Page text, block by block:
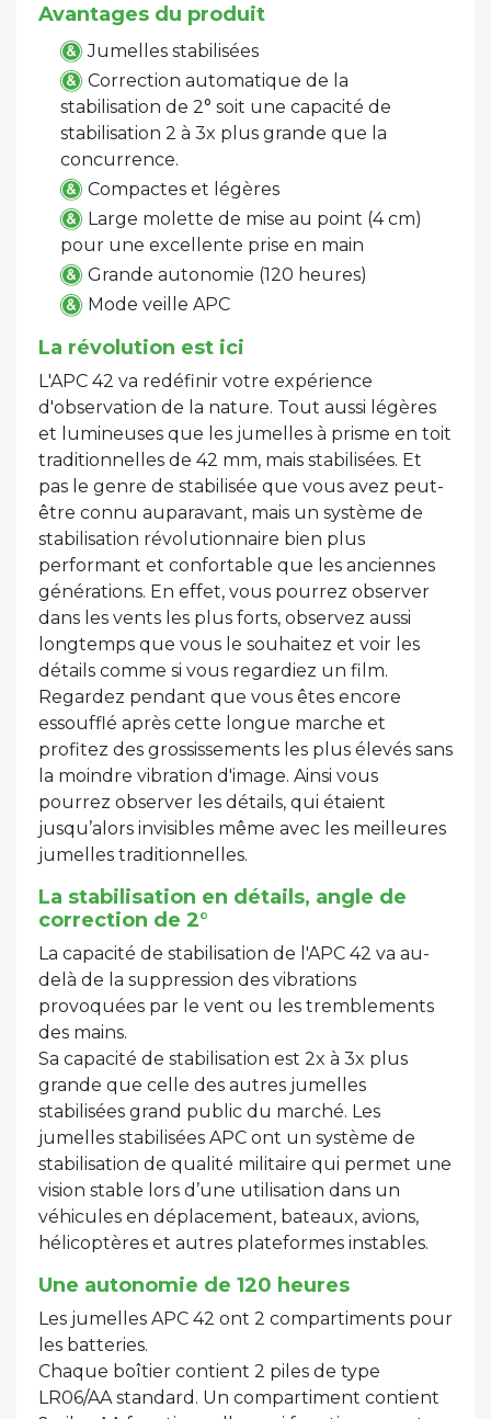
Avantages du produit
Jumelles stabilisées
Correction automatique de la
stabilisation de 2° soit une capacité de
stabilisation 2 à 3x plus grande que la
concurrence.
Compactes et légères
Large molette de mise au point (4 cm)
pour une excellente prise en main
Grande autonomie (120 heures)
Mode veille APC
La révolution est ici
L'APC 42 va redéfinir votre expérience
d'observation de la nature. Tout aussi légères
et lumineuses que les jumelles à prisme en toit
traditionnelles de 42 mm, mais stabilisées. Et
pas le genre de stabilisée que vous avez peut-
être connu auparavant, mais un système de
stabilisation révolutionnaire bien plus
performant et confortable que les anciennes
générations. En effet, vous pourrez observer
dans les vents les plus forts, observez aussi
longtemps que vous le souhaitez et voir les
détails comme si vous regardiez un film.
Regardez pendant que vous êtes encore
essoufflé après cette longue marche et
profitez des grossissements les plus élevés sans
la moindre vibration d'image. Ainsi vous
pourrez observer les détails, qui étaient
jusqu’alors invisibles même avec les meilleures
jumelles traditionnelles.
La stabilisation en détails, angle de
correction de 2°
La capacité de stabilisation de l'APC 42 va au-
delà de la suppression des vibrations
provoquées par le vent ou les tremblements
des mains.
Sa capacité de stabilisation est 2x à 3x plus
grande que celle des autres jumelles
stabilisées grand public du marché. Les
jumelles stabilisées APC ont un système de
stabilisation de qualité militaire qui permet une
vision stable lors d’une utilisation dans un
véhicules en déplacement, bateaux, avions,
hélicoptères et autres plateformes instables.
Une autonomie de 120 heures
Les jumelles APC 42 ont 2 compartiments pour
les batteries.
Chaque boîtier contient 2 piles de type
LR06/AA standard. Un compartiment contient